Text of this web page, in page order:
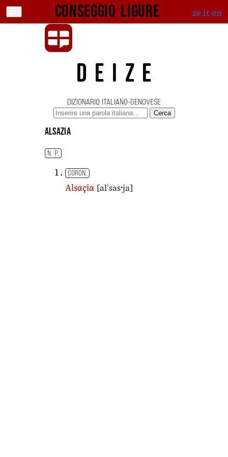
Conseggio ligure ze iten
DEIZE
DIZIONARIO ITALIANO-GENOVESE
Cerca
Alsazia
N. P.
CORON.
Alsaçia [alˈsasˑja]